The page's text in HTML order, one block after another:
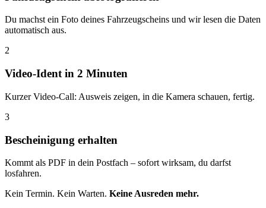
Du machst ein Foto deines Fahrzeugscheins und wir lesen die Daten
automatisch aus.
2
Video-Ident in 2 Minuten
Kurzer Video-Call: Ausweis zeigen, in die Kamera schauen, fertig.
3
Bescheinigung erhalten
Kommt als PDF in dein Postfach – sofort wirksam, du darfst
losfahren.
Kein Termin. Kein Warten. Keine Ausreden mehr.